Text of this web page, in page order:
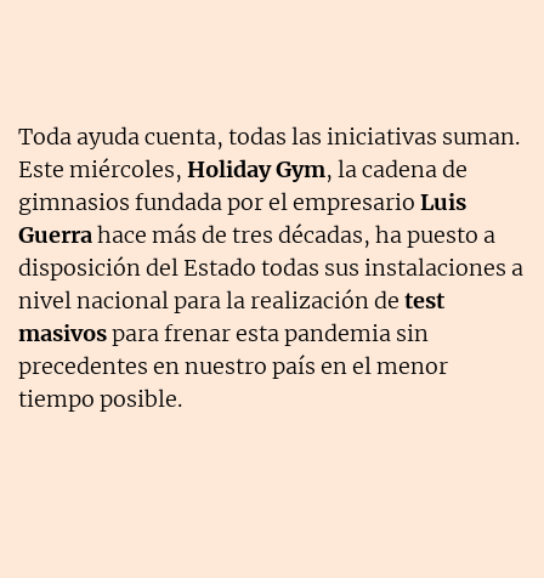
Toda ayuda cuenta, todas las iniciativas suman.
Este miércoles, Holiday Gym, la cadena de
gimnasios fundada por el empresario Luis
Guerrahace más de tres décadas, ha puesto a
disposición del Estado todas sus instalaciones a
nivel nacional para la realización de test
masivospara frenar esta pandemia sin
precedentes en nuestro país en el menor
tiempo posible.